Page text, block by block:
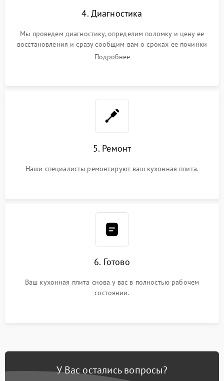
4. Диагностика
Мы проведем диагностику, определим поломку и цену ее
восстановления и сразу сообщим вам о сроках ее починки
Подробнее
5. Ремонт
Наши специалисты ремонтируют ваш кухонная плита.
6. Готово
Ваш кухонная плита снова у вас в полностью рабочем
состоянии.
У Вас остались вопросы?